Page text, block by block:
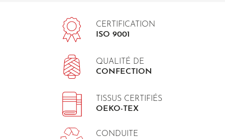
CERTIFICATION
ISO 9001
QUALITÉ DE
CONFECTION
TISSUS CERTIFIÉS
OEKO-TEX
CONDUITE